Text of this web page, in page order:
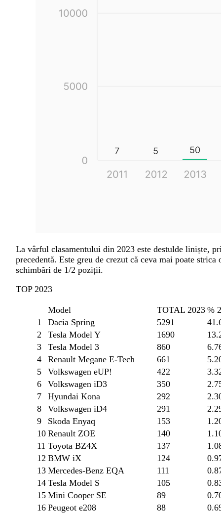
La vârful clasamentului din 2023 este destulde liniște,
precedentă. Este greu de crezut că ceva mai poate
schimbări de 1/2 poziții.
TOP 2023
Model TOTAL 2023 %
1
Dacia Spring 5291
2
Tesla Model Y 1690
3
Tesla Model 3 860
4
Renault Megane E-Tech 661
5
Volkswagen eUP! 422
6
Volkswagen iD3 350
7
Hyundai Kona 292
8
Volkswagen iD4 291
9
Skoda Enyaq 153
10 Renault ZOE 140
11 Toyota BZ4X 137
12 BMW iX 124
13 Mercedes-Benz EQA 111
14 Tesla Model S 105
15 Mini Cooper SE 89
16 Peugeot e208 88